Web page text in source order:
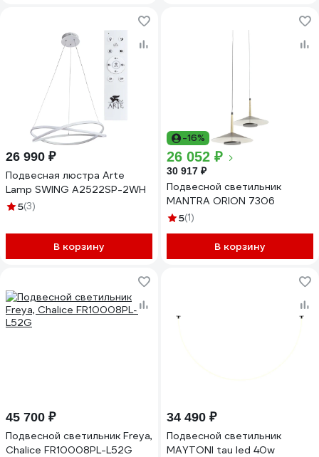
26 990 ₽
Подвесная люстра Arte
Lamp SWING A2522SP-2WH
5(3)
В корзину
-16%
26 052 ₽
30 917 ₽
Подвесной светильник
MANTRA ORION 7306
5(1)
В корзину
45 700 ₽
Подвесной светильник Freya,
Chalice FR10008PL-L52G
34 490 ₽
Подвесной светильник
MAYTONI tau led 40w